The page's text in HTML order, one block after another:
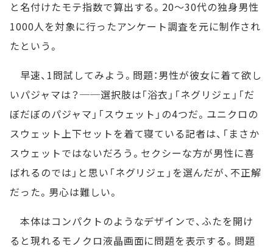
と名付けたモテ指数で算出する。20～30代の独身男性
1000人を対象に行ったアンケート調査を元に制作され
たという。
早速、1問試してみよう。問題：男性が彼女に着て欲し
いパジャマは？──選択肢は「浴衣」「ネグリジェ」「だ
ぼだぼのパジャマ」「スウェット」の4つだ。ユニクロの
スウェット上下セットを着て寝ている記者は、「まさか
スウェットではないだろう。セクシーな方が男性に喜
ばれるのでは」と思い「ネグリジェ」を選んだが、不正解
だった。男心は難しい。
本体はコンパクトのようなデザインで、ふたを開け
ると現れるモノクロ液晶画面に問題を表示する。問題